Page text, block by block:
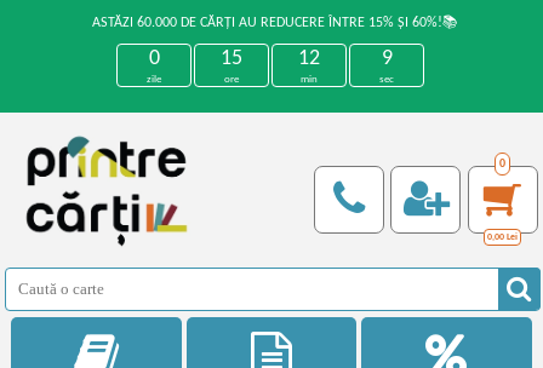
ASTĂZI 60.000 DE CĂRȚI AU REDUCERE ÎNTRE 15% ȘI 60%!📚
0
zile
15
ore
12
min
9
sec
0
0,00 Lei